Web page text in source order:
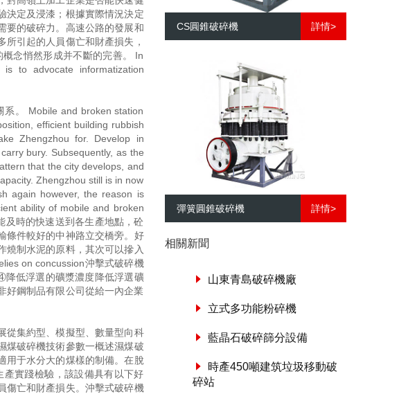
決定及浸漆；根據實際情況決定
要的破碎力。高速公路的發展和
引起的人員傷亡和財產損失，
念悄然形成并不斷的完善。 In
to advocate informatization
。 Mobile and broken station
efficient building rubbish
Zhengzhou for. Develop in
bury. Subsequently, as the
that the city develops, and
Zhengzhou still is in now
again however, the reason is
ability of mobile and broken
時的快速送到各生產地點，砼
條件較好的中神路立交橋旁。好
燒制水泥的原料，其次可以摻入
on concussion沖擊式破碎機
低浮選的礦漿濃度降低浮選礦
好鋼制品有限公司從給一內企業
從集約型、模擬型、數量型向科
煤破碎機技術參數一概述濕煤破
用于水分大的煤樣的制備。在脫
實踐檢驗，該設備具有以下好
傷亡和財產損失。沖擊式破碎機
CS圓錐破碎機 詳情>
彈簧圓錐破碎機 詳情>
相關新聞
山東青島破碎機廠
立式多功能粉碎機
藍晶石破碎篩分設備
時產450噸建筑垃圾移動破
碎站